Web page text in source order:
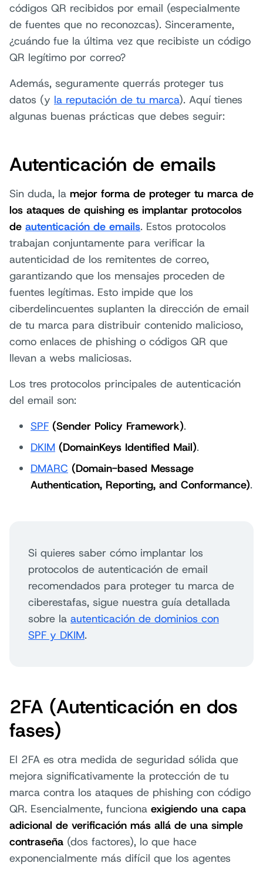
códigos QR recibidos por email (especialmente
de fuentes que no reconozcas). Sinceramente,
¿cuándo fue la última vez que recibiste un código
QR legítimo por correo?
Además, seguramente querrás proteger tus
datos (y la reputación de tu marca). Aquí tienes
algunas buenas prácticas que debes seguir:
Autenticación de emails
Sin duda, la mejor forma de proteger tu marca de
los ataques de quishing es implantar protocolos
de autenticación de emails. Estos protocolos
trabajan conjuntamente para verificar la
autenticidad de los remitentes de correo,
garantizando que los mensajes proceden de
fuentes legítimas. Esto impide que los
ciberdelincuentes suplanten la dirección de email
de tu marca para distribuir contenido malicioso,
como enlaces de phishing o códigos QR que
llevan a webs maliciosas.
Los tres protocolos principales de autenticación
del email son:
SPF (Sender Policy Framework).
DKIM (DomainKeys Identified Mail).
DMARC (Domain-based Message
Authentication, Reporting, and Conformance).
Si quieres saber cómo implantar los
protocolos de autenticación de email
recomendados para proteger tu marca de
ciberestafas, sigue nuestra guía detallada
sobre la autenticación de dominios con
SPF y DKIM.
2FA (Autenticación en dos
fases)
El 2FA es otra medida de seguridad sólida que
mejora significativamente la protección de tu
marca contra los ataques de phishing con código
QR. Esencialmente, funciona exigiendo una capa
adicional de verificación más allá de una simple
contraseña (dos factores), lo que hace
exponencialmente más difícil que los agentes